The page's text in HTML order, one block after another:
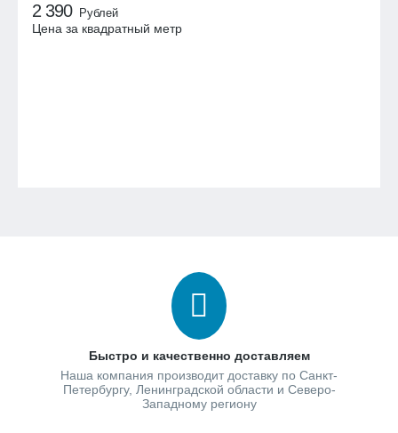
2 390 Рублей
Цена за квадратный метр
Быстро и качественно доставляем
Наша компания производит доставку по Санкт-
Петербургу, Ленинградской области и Северо-
Западному региону